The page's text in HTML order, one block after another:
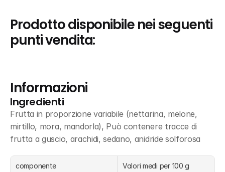
Prodotto disponibile nei seguenti
punti vendita:
Informazioni
Ingredienti
Frutta in proporzione variabile (nettarina, melone,
mirtillo, mora, mandorla), Può contenere tracce di
frutta a guscio, arachidi, sedano, anidride solforosa
componente Valori medi per 100 g